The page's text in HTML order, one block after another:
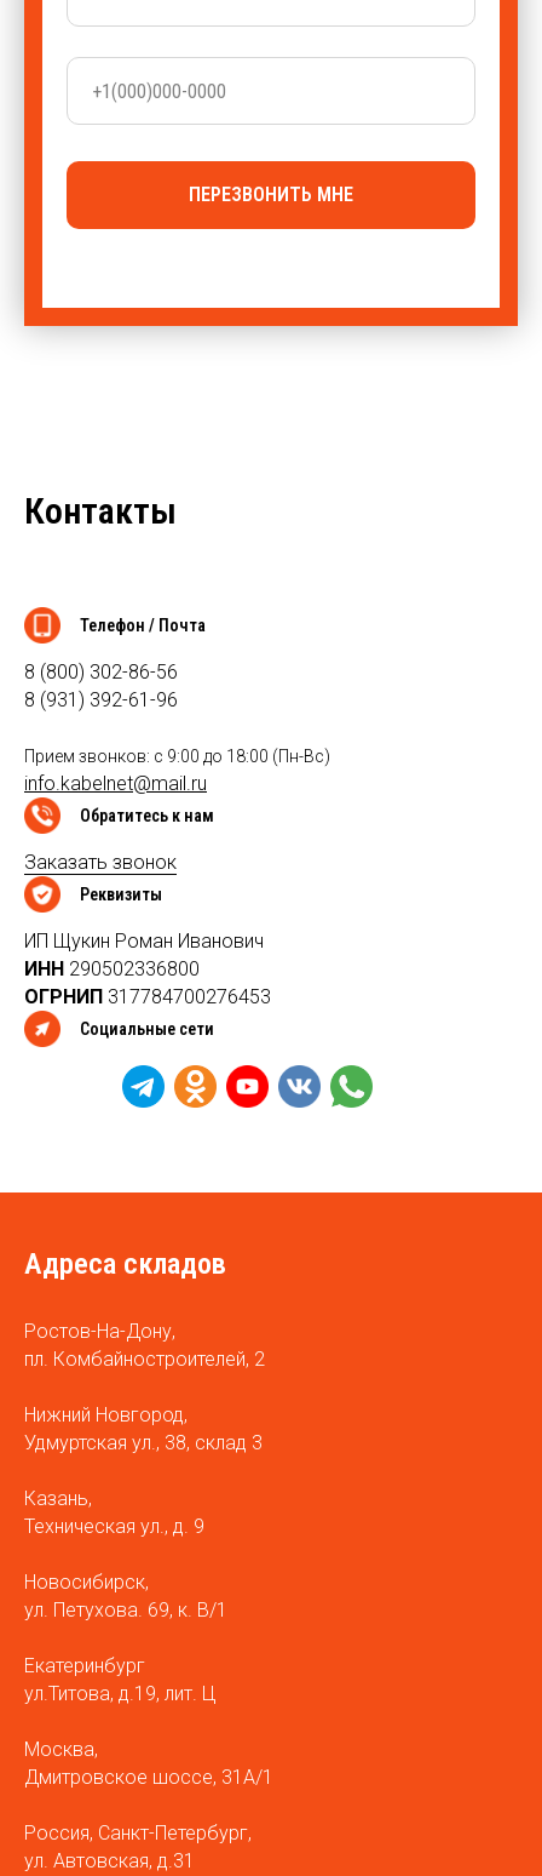
ПЕРЕЗВОНИТЬ МНЕ
Контакты
Телефон / Почта
8 (800) 302-86-56
8 (931) 392-61-96
Прием звонков: с 9:00 до 18:00 (Пн-Вс)
info.kabelnet@mail.ru
Обратитесь к нам
Заказать звонок
Реквизиты
ИП Щукин Роман Иванович
ИНН 290502336800
ОГРНИП 317784700276453
Социальные сети
Адреса складов
Ростов-На-Дону,
пл. Комбайностроителей, 2
Нижний Новгород,
Удмуртская ул., 38, склад 3
Казань,
Техническая ул., д. 9
Новосибирск,
ул. Петухова. 69, к. В/1
Екатеринбург
ул.Титова, д.19, лит. Ц
Москва,
Дмитровское шоссе, 31А/1
Россия, Санкт-Петербург,
ул. Автовская, д.31